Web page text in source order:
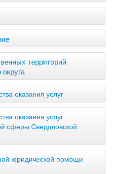
территорий
оказания услуг
оказания услуг
сферы Свердловской
юридической помощи